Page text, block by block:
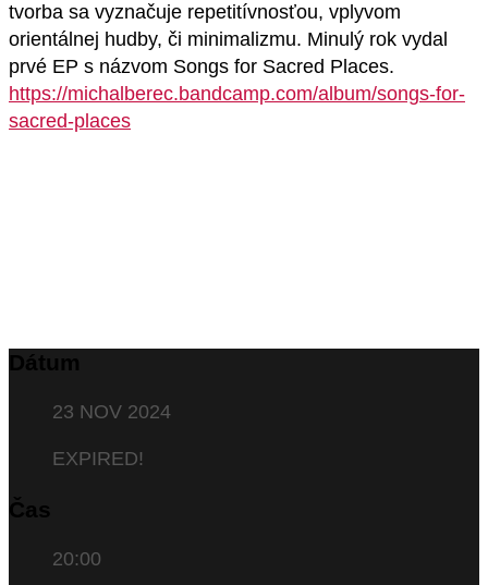
tvorba sa vyznačuje repetitívnosťou, vplyvom
orientálnej hudby, či minimalizmu. Minulý rok vydal
prvé EP s názvom Songs for Sacred Places.
https://michalberec.bandcamp.com/album/songs-for-
sacred-places
Dátum
23 NOV 2024
EXPIRED!
Čas
20:00